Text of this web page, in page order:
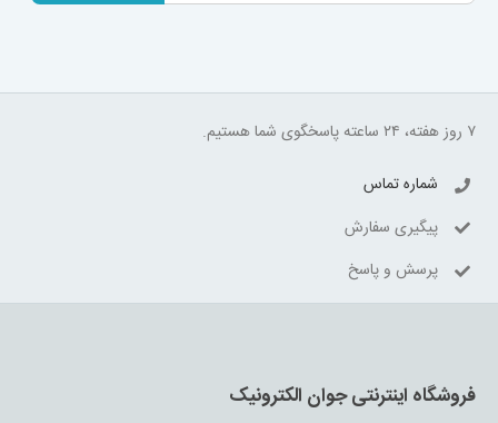
۷ روز هفته، ۲۴ ساعته پاسخگوی شما هستیم.
شماره تماس
پیگیری سفارش
پرسش و پاسخ
فروشگاه اینترنتی جوان الکترونیک